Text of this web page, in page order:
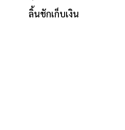
ลิ้นชักเก็บเงิน